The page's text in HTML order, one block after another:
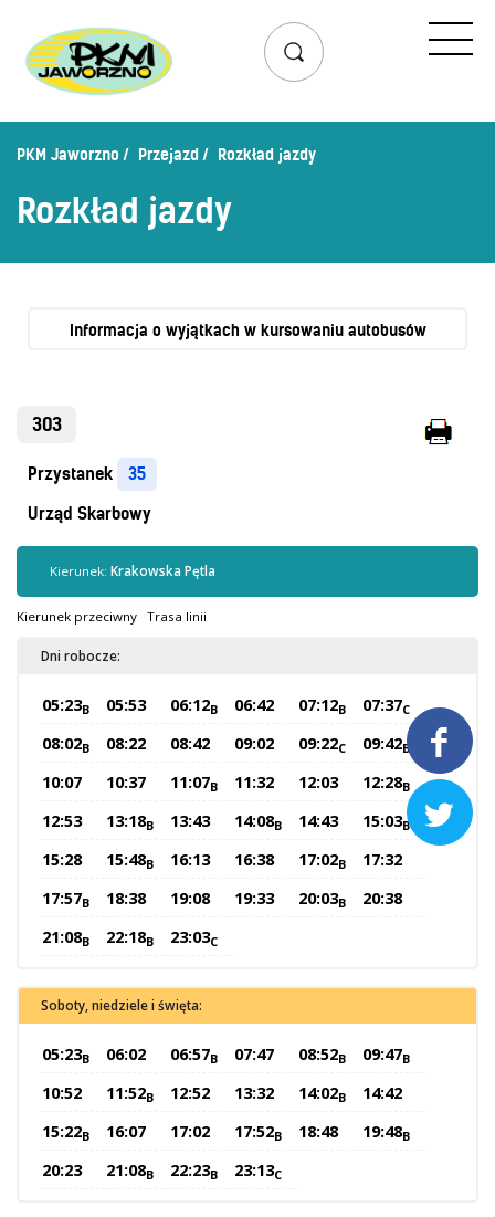


Przejazd
Lista przystanków
Zaplanuj podróż – wyszukiwarka połączeń
Mapa przystanków i połączeń
Schemat linii nocnych
Bilety
Sprzedaż biletów u kierowców
Jaworznicka Karta Miejska
Open Payment System
Inne
Centrum Obsługi Klienta
Multimedia
Uwagi i wnioski
PKM Jaworzno Przejazd Rozkład jazdy
Rozkład jazdy
Informacja o wyjątkach w kursowaniu autobusów
303
Przystanek 35
Urząd Skarbowy
Kierunek: Krakowska Pętla
Kierunek przeciwny Trasa linii
Dni robocze:
05:23B 05:53 06:12B 06:42 07:12B 07:37C
08:02B 08:22 08:42 09:02 09:22C 09:42B
10:07 10:37 11:07B 11:32 12:03 12:28B
12:53 13:18B 13:43 14:08B 14:43 15:03B
15:28 15:48B 16:13 16:38 17:02B
17:32
17:57B 18:38 19:08 19:33 20:03B
20:38
21:08B 22:18B 23:03C
Soboty, niedziele i święta:
05:23B 06:02 06:57B 07:47 08:52B 09:47B
10:52 11:52B 12:52 13:32 14:02B
14:42
15:22B 16:07 17:02 17:52B 18:48 19:48B
20:23 21:08B 22:23B 23:13C